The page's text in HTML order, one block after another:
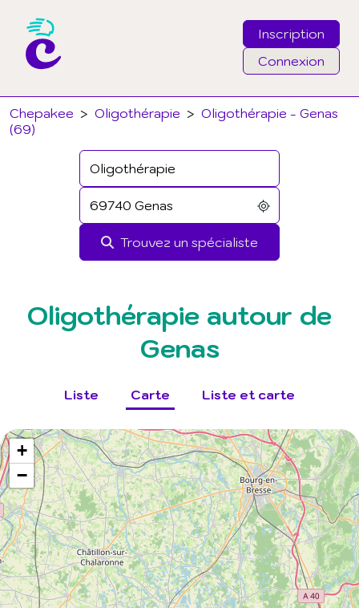
Inscription
Connexion
Chepakee > Oligothérapie > Oligothérapie - Genas
(69)
Trouvez un spécialiste
Email
Mot de passe
J'ai oublié mon mot de passe
Connexion
Oligothérapie autour de
Genas
Liste Carte Liste et carte
+
−